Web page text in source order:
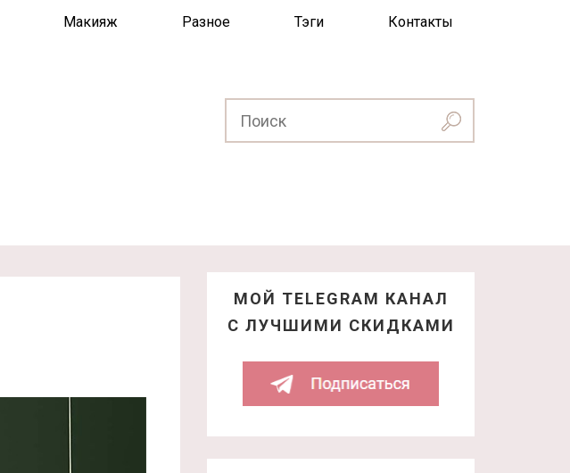
Макияж Разное Тэги Контакты
МОЙ TELEGRAM КАНАЛ
С ЛУЧШИМИ СКИДКАМИ